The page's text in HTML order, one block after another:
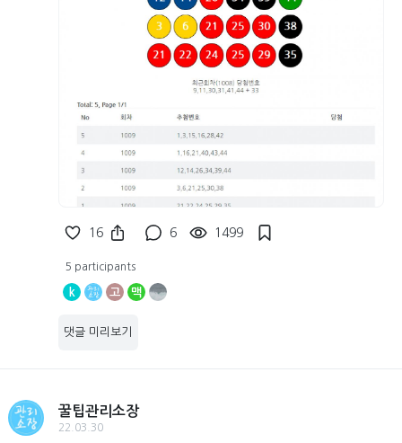
16 6 1499
5 participants
k 고 맥
댓글 미리보기
꿀팁관리소장
22.03.30